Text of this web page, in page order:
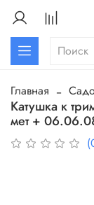
Главная
Катушка к
мет +